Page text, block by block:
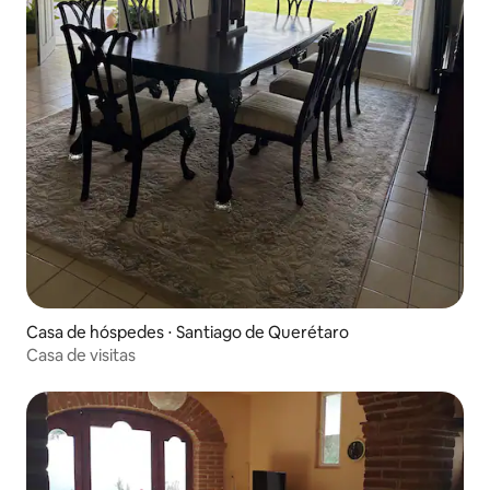
Casa de hóspedes ⋅ Santiago de Querétaro
Casa de visitas